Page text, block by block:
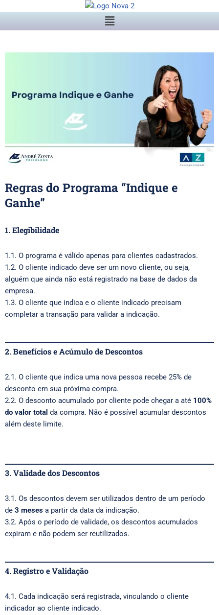
Regrasdo Programa “Indique e
Ganhe”
1. Elegibilidade
1.1. O programa é válido apenas para clientes cadastrados.
1.2. O cliente indicado deve ser um novo cliente, ou seja,
alguém que ainda não está registrado na base de dados da
empresa.
1.3. O cliente que indica e o cliente indicado precisam
completar a transação para validar a indicação.
2. Benefícios e Acúmulo de Descontos
2.1. O cliente que indica uma nova pessoa recebe 25% de
desconto em sua próxima compra.
2.2. O desconto acumulado por cliente pode chegar a até 100%
do valor total da compra. Não é possível acumular descontos
além deste limite.
3. Validade dos Descontos
3.1. Os descontos devem ser utilizados dentro de um período
de 3 meses a partir da data da indicação.
3.2. Após o período de validade, os descontos acumulados
expiram e não podem ser reutilizados.
4. Registro e Validação
4.1. Cada indicação será registrada, vinculando o cliente
indicador ao cliente indicado.